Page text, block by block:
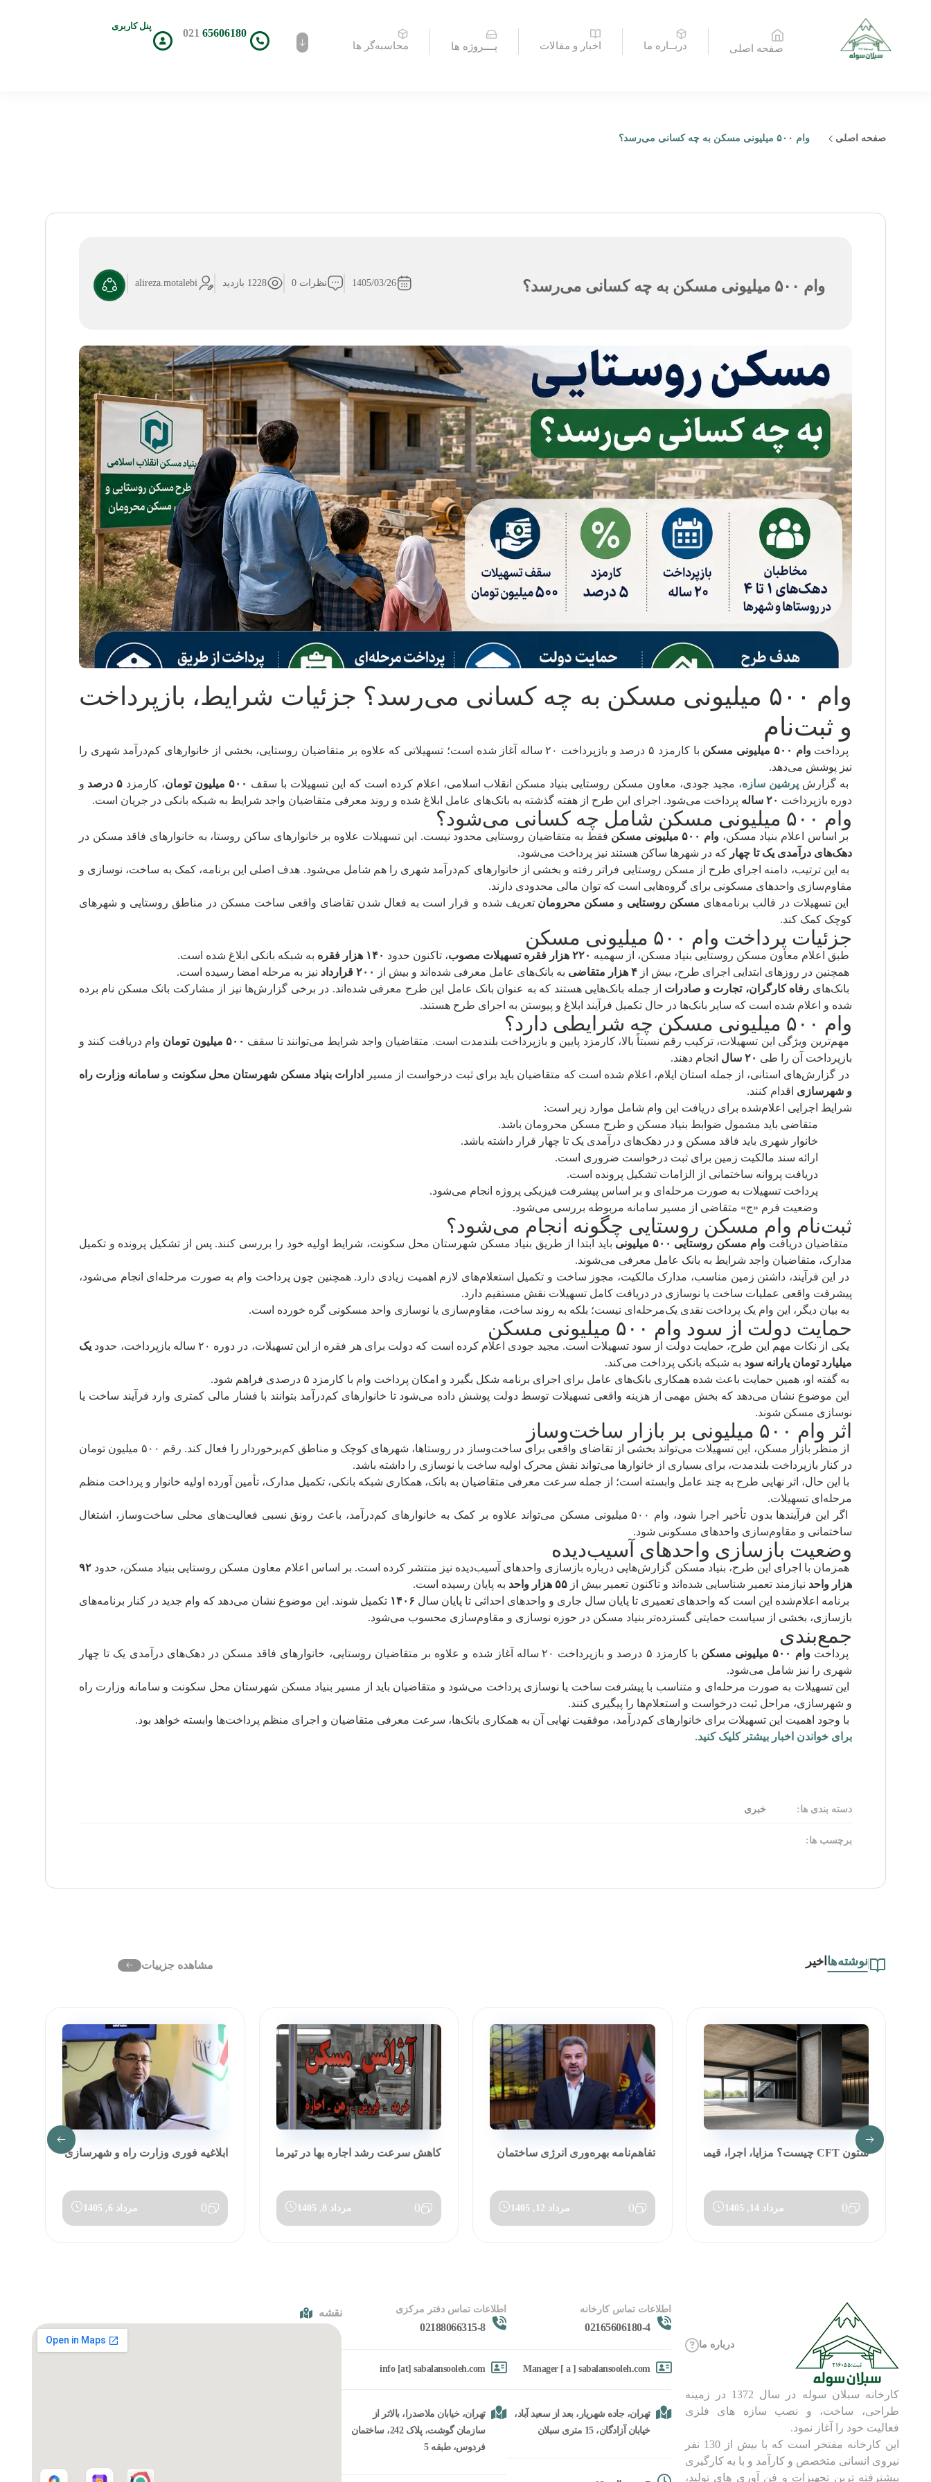
صفحه اصلی دربــاره ما اخبار و مقالات پــــروژه ها محاسبه‌گر ها
65606180
021
پنل کاربری
صفحه اصلی وام ۵۰۰ میلیونی مسکن به چه کسانی می‌رسد؟
وام ۵۰۰ میلیونی مسکن به چه کسانی می‌رسد؟ 1405/03/26 نظرات 0 1228 بازدید alireza.motalebi
وام ۵۰۰ میلیونی مسکن به چه کسانی می‌رسد؟ جزئیات شرایط، بازپرداخت
و ثبت‌نام
پرداختوام ۵۰۰ میلیونی مسکن
با کارمزد ۵ درصد و بازپرداخت ۲۰ ساله آغاز شده است؛ تسهیلاتی که علاوه بر متقاضیان روستایی، بخشی از خانوارهای کم‌درآمد شهری را
نیز پوشش می‌دهد.
به گزارش پرشین سازه، مجید جودی، معاون مسکن روستایی بنیاد مسکن انقلاب اسلامی، اعلام کرده است که این تسهیلات با سقف ۵۰۰ میلیون تومان ، کارمزد۵ درصد
و
دوره بازپرداخت ۲۰ ساله پرداخت می‌شود. اجرای این طرح از هفته گذشته به بانک‌های عامل ابلاغ شده و روند معرفی متقاضیان واجد شرایط به شبکه بانکی در جریان است.
وام ۵۰۰ میلیونی مسکن شامل چه کسانی می‌شود؟
بر اساس اعلام بنیاد مسکن، وام ۵۰۰ میلیونی مسکن
فقط به متقاضیان روستایی محدود نیست. این تسهیلات علاوه بر خانوارهای ساکن روستا، به خانوارهای فاقد مسکن در
دهک‌های درآمدی یک تا چهار که در شهرها ساکن هستند نیز پرداخت می‌شود.
به این ترتیب، دامنه اجرای طرح از مسکن روستایی فراتر رفته و بخشی از خانوارهای کم‌درآمد شهری را هم شامل می‌شود. هدف اصلی این برنامه، کمک به ساخت، نوسازی و
مقاوم‌سازی واحدهای مسکونی برای گروه‌هایی است که توان مالی محدودی دارند.
این تسهیلات در قالب برنامه‌های مسکن روستایی و مسکن محرومان تعریف شده و قرار است به فعال شدن تقاضای واقعی ساخت مسکن در مناطق روستایی و شهرهای
کوچک کمک کند.
جزئیات پرداخت وام ۵۰۰ میلیونی مسکن
طبق اعلام معاون مسکن روستایی بنیاد مسکن، از سهمیه ۲۲۰ هزار فقره تسهیلات مصوب ، تاکنون حدود ۱۴۰ هزار فقره
به شبکه بانکی ابلاغ شده است.
همچنین در روزهای ابتدایی اجرای طرح، بیش از ۴ هزار متقاضی به بانک‌های عامل معرفی شده‌اند و بیش از ۲۰۰ قرارداد
نیز به مرحله امضا رسیده است.
بانک‌های رفاه کارگران، تجارت و صادرات از جمله بانک‌هایی هستند که به عنوان بانک عامل این طرح معرفی شده‌اند. در برخی گزارش‌ها نیز از مشارکت بانک مسکن نام برده
شده و اعلام شده است که سایر بانک‌ها در حال تکمیل فرآیند ابلاغ و پیوستن به اجرای طرح هستند.
وام ۵۰۰ میلیونی مسکن چه شرایطی دارد؟
مهم‌ترین ویژگی این تسهیلات، ترکیب رقم نسبتاً بالا، کارمزد پایین و بازپرداخت بلندمدت است. متقاضیان واجد شرایط می‌توانند تا سقف ۵۰۰ میلیون تومان
وام دریافت کنند و
بازپرداخت آن را طی ۲۰ سال
انجام دهند.
در گزارش‌های استانی، از جمله استان ایلام، اعلام شده است که متقاضیان باید برای ثبت درخواست از مسیر
ادارات بنیاد مسکن شهرستان محل سکونت و سامانه وزارت راه
و شهرسازی اقدام کنند.
شرایط اجرایی اعلام‌شده برای دریافت این وام شامل موارد زیر است:
متقاضی باید مشمول ضوابط بنیاد مسکن و طرح مسکن محرومان باشد.
خانوار شهری باید فاقد مسکن و در دهک‌های درآمدی یک تا چهار قرار داشته باشد.
ارائه سند مالکیت زمین برای ثبت درخواست ضروری است.
دریافت پروانه ساختمانی از الزامات تشکیل پرونده است.
پرداخت تسهیلات به صورت مرحله‌ای و بر اساس پیشرفت فیزیکی پروژه انجام می‌شود.
وضعیت فرم «ج» متقاضی از مسیر سامانه مربوطه بررسی می‌شود.
ثبت‌نام وام مسکن روستایی چگونه انجام می‌شود؟
متقاضیان دریافتوام مسکن روستایی ۵۰۰ میلیونی
باید ابتدا از طریق بنیاد مسکن شهرستان محل سکونت، شرایط اولیه خود را بررسی کنند. پس از تشکیل پرونده و تکمیل
مدارک، متقاضیان واجد شرایط به بانک عامل معرفی می‌شوند.
در این فرآیند، داشتن زمین مناسب، مدارک مالکیت، مجوز ساخت و تکمیل استعلام‌های لازم اهمیت زیادی دارد. همچنین چون پرداخت وام به صورت مرحله‌ای انجام می‌شود،
پیشرفت واقعی عملیات ساخت یا نوسازی در دریافت کامل تسهیلات نقش مستقیم دارد.
به بیان دیگر، این وام یک پرداخت نقدی یک‌مرحله‌ای نیست؛ بلکه به روند ساخت، مقاوم‌سازی یا نوسازی واحد مسکونی گره خورده است.
حمایت دولت از سود وام ۵۰۰ میلیونی مسکن
یکی از نکات مهم این طرح، حمایت دولت از سود تسهیلات است. مجید جودی اعلام کرده است که دولت برای هر فقره از این تسهیلات، در دوره ۲۰ ساله بازپرداخت، حدود
یک
میلیارد تومان یارانه سود به شبکه بانکی پرداخت می‌کند.
به گفته او، همین حمایت باعث شده همکاری بانک‌های عامل برای اجرای برنامه شکل بگیرد و امکان پرداخت وام با کارمزد ۵ درصدی فراهم شود.
این موضوع نشان می‌دهد که بخش مهمی از هزینه واقعی تسهیلات توسط دولت پوشش داده می‌شود تا خانوارهای کم‌درآمد بتوانند با فشار مالی کمتری وارد فرآیند ساخت یا
نوسازی مسکن شوند.
اثر وام ۵۰۰ میلیونی بر بازار ساخت‌وساز
از منظر بازار مسکن، این تسهیلات می‌تواند بخشی از تقاضای واقعی برای ساخت‌وساز در روستاها، شهرهای کوچک و مناطق کم‌برخوردار را فعال کند. رقم ۵۰۰ میلیون تومان
در کنار بازپرداخت بلندمدت، برای بسیاری از خانوارها می‌تواند نقش محرک اولیه ساخت یا نوسازی را داشته باشد.
با این حال، اثر نهایی طرح به چند عامل وابسته است؛ از جمله سرعت معرفی متقاضیان به بانک، همکاری شبکه بانکی، تکمیل مدارک، تأمین آورده اولیه خانوار و پرداخت منظم
مرحله‌ای تسهیلات.
اگر این فرآیندها بدون تأخیر اجرا شود، وام ۵۰۰ میلیونی مسکن می‌تواند علاوه بر کمک به خانوارهای کم‌درآمد، باعث رونق نسبی فعالیت‌های محلی ساخت‌وساز، اشتغال
ساختمانی و مقاوم‌سازی واحدهای مسکونی شود.
وضعیت بازسازی واحدهای آسیب‌دیده
همزمان با اجرای این طرح، بنیاد مسکن گزارش‌هایی درباره بازسازی واحدهای آسیب‌دیده نیز منتشر کرده است. بر اساس اعلام معاون مسکن روستایی بنیاد مسکن، حدود ۹۲
هزار واحد نیازمند تعمیر شناسایی شده‌اند و تاکنون تعمیر بیش از ۵۵ هزار واحد
به پایان رسیده است.
برنامه اعلام‌شده این است که واحدهای تعمیری تا پایان سال جاری و واحدهای احداثی تا پایان سال ۱۴۰۶ تکمیل شوند. این موضوع نشان می‌دهد که وام جدید در کنار برنامه‌های
بازسازی، بخشی از سیاست حمایتی گسترده‌تر بنیاد مسکن در حوزه نوسازی و مقاوم‌سازی محسوب می‌شود.
جمع‌بندی
پرداختوام ۵۰۰ میلیونی مسکن
با کارمزد ۵ درصد و بازپرداخت ۲۰ ساله آغاز شده و علاوه بر متقاضیان روستایی، خانوارهای فاقد مسکن در دهک‌های درآمدی یک تا چهار
شهری را نیز شامل می‌شود.
این تسهیلات به صورت مرحله‌ای و متناسب با پیشرفت ساخت یا نوسازی پرداخت می‌شود و متقاضیان باید از مسیر بنیاد مسکن شهرستان محل سکونت و سامانه وزارت راه
و شهرسازی، مراحل ثبت درخواست و استعلام‌ها را پیگیری کنند.
با وجود اهمیت این تسهیلات برای خانوارهای کم‌درآمد، موفقیت نهایی آن به همکاری بانک‌ها، سرعت معرفی متقاضیان و اجرای منظم پرداخت‌ها وابسته خواهد بود.
برای خواندن اخبار بیشتر کلیک کنید.
دسته بندی ها: خبری
برچسب ها:
نوشته‌ها اخیر مشاهده جزییات
ستون CFT چیست؟ مزایا، اجرا، قیمت و مق...
0 مرداد 14, 1405
تفاهم‌نامه بهره‌وری انرژی ساختمان
0 مرداد 12, 1405
کاهش سرعت رشد اجاره بها در تیرماه ۱۴۰۵
0 مرداد 8, 1405
ابلاغیه فوری وزارت راه و شهرسازی
0 مرداد 6, 1405
درباره ما
کارخانه سبلان سوله در سال 1372 در زمینه
طراحی، ساخت، و نصب سازه های فلزی
فعالیت خود را آغاز نمود.
این کارخانه مفتخر است که با بیش از 130 نفر
نیروی انسانی متخصص و کارآمد و با به کارگیری
پیشترفته ترین تجهیزات و فن آوری های تولید،
اطلاعات تماس کارخانه
02165606180-4
Manager [ a ] sabalansooleh.com
تهران، جاده شهریار، بعد از سعید آباد،
خیابان آزادگان، 15 متری سبلان
اطلاعات تماس دفتر مرکزی
02188066315-8
info [at] sabalansooleh.com
تهران، خیابان ملاصدرا، بالاتر از
سازمان گوشت، پلاک 242، ساختمان
فردوس، طبقه 5
نقشه